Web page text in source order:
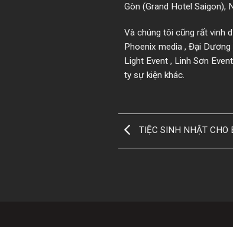
Gòn (Grand Hotel Saigon),
Và chúng tôi cũng rất vinh
Phoenix media , Đại Dương
Light Event , Linh Sơn
ty sự kiện khác.
TIỆC SINH NHẬT CHO